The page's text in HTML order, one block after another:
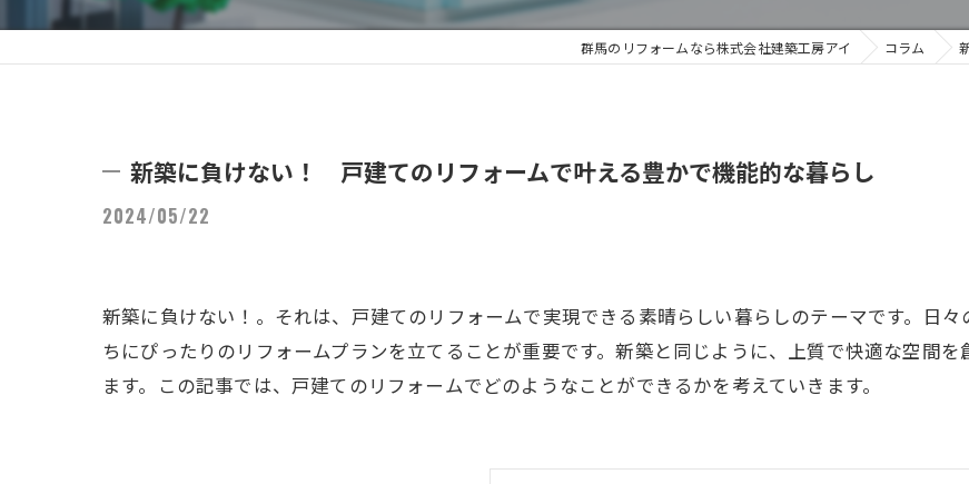
群馬のリフォームなら株式会社建築工房アイ コラム
新築に負けない！ 戸建てのリフォームで叶える豊かで機能的な暮らし
2024/05/22
新築に負けない！。それは、戸建てのリフォームで実現できる素晴らしい暮らしのテーマです。日
ちにぴったりのリフォームプランを立てることが重要です。新築と同じように、上質で快適な空間
ます。この記事では、戸建てのリフォームでどのようなことができるかを考えていきます。